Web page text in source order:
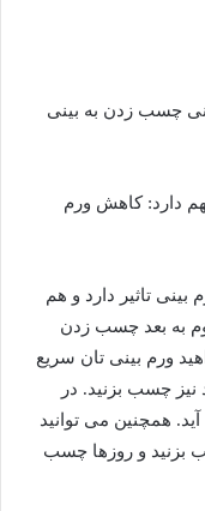
چسب زدن به بینی
دارد: کاهش ورم
تاثیر دارد و هم
به بعد چسب زدن
ورم بینی تان سریع
نیز چسب بزنید. در
همچنین می توانید
بزنید و روزها چسب